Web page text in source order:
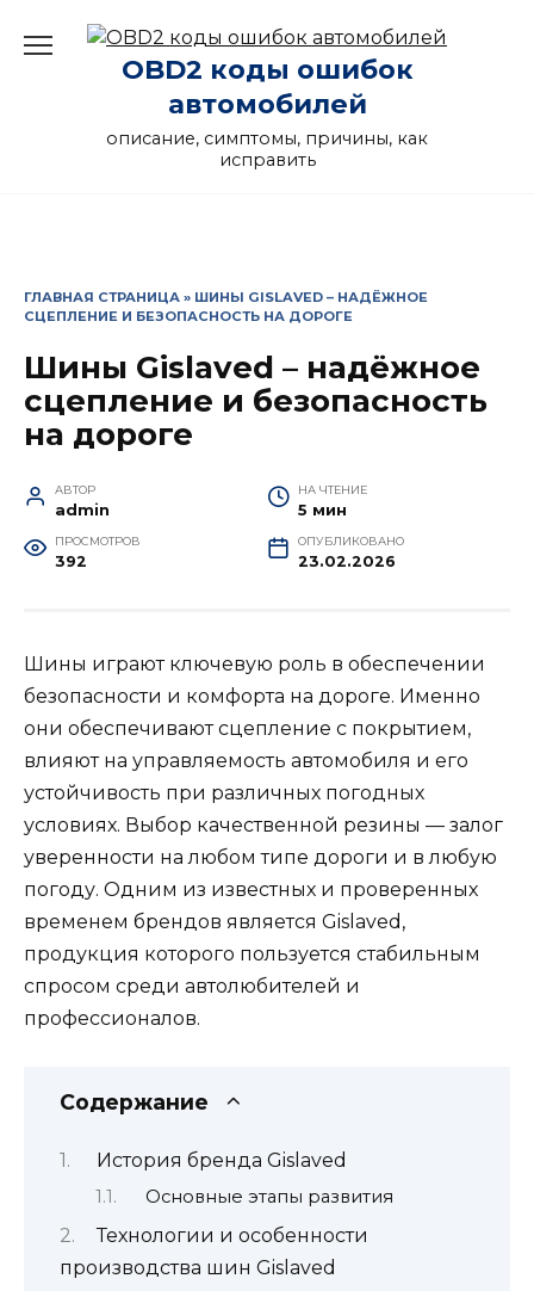
содержаниюOBD2 коды ошибок
автомобилей
описание, симптомы, причины, как
исправить
ГЛАВНАЯ СТРАНИЦА » ШИНЫ GISLAVED – НАДЁЖНОЕ
СЦЕПЛЕНИЕ И БЕЗОПАСНОСТЬ НА ДОРОГЕ
Шины Gislaved – надёжное
сцепление и безопасность
на дороге
АВТОР
admin
НА ЧТЕНИЕ
5 мин
ПРОСМОТРОВ
392
ОПУБЛИКОВАНО
23.02.2026
Шины играют ключевую роль в обеспечении
безопасности и комфорта на дороге. Именно
они обеспечивают сцепление с покрытием,
влияют на управляемость автомобиля и его
устойчивость при различных погодных
условиях. Выбор качественной резины — залог
уверенности на любом типе дороги и в любую
погоду. Одним из известных и проверенных
временем брендов является Gislaved,
продукция которого пользуется стабильным
спросом среди автолюбителей и
профессионалов.
Содержание
История бренда Gislaved
Основные этапы развития
Технологии и особенности
производства шин Gislaved